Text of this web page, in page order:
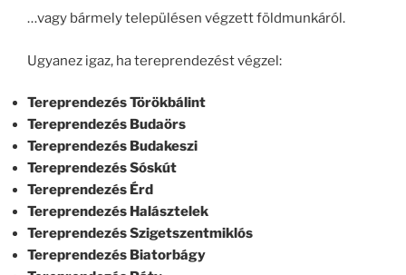
…vagy bármely településen végzett földmunkáról.
Ugyanez igaz, ha tereprendezést végzel:
Tereprendezés Törökbálint
Tereprendezés Budaörs
Tereprendezés Budakeszi
Tereprendezés Sóskút
Tereprendezés Érd
Tereprendezés Halásztelek
Tereprendezés Szigetszentmiklós
Tereprendezés Biatorbágy